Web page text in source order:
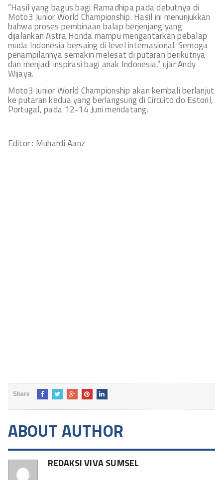
”Hasil yang bagus bagi Ramadhipa pada debutnya di
Moto3 Junior World Championship. Hasil ini menunjukkan
bahwa proses pembinaan balap berjenjang yang
dijalankan Astra Honda mampu mengantarkan pebalap
muda Indonesia bersaing di level internasional. Semoga
penampilannya semakin melesat di putaran berikutnya
dan menjadi inspirasi bagi anak Indonesia,” ujar Andy
Wijaya.
Moto3 Junior World Championship akan kembali berlanjut
ke putaran kedua yang berlangsung di Circuito do Estoril,
Portugal, pada 12-14 Juni mendatang.
Editor : Muhardi Aanz
Share
ABOUT AUTHOR
REDAKSI VIVA SUMSEL